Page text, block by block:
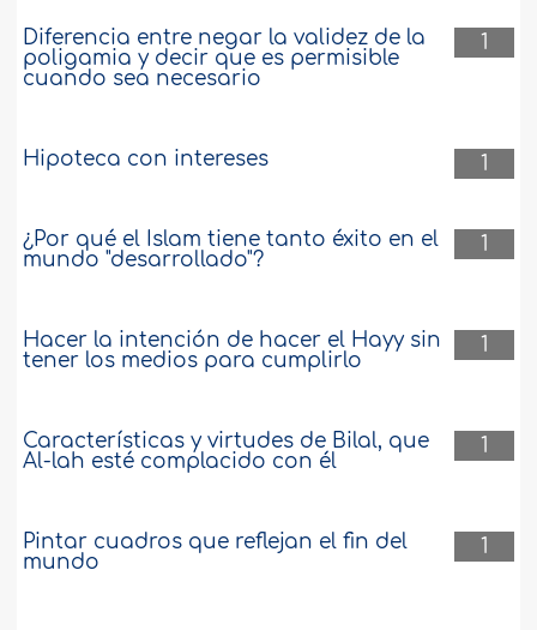
1
Diferencia entre negar la validez de la
poligamia y decir que es permisible
cuando sea necesario
1
Hipoteca con intereses
1
¿Por qué el Islam tiene tanto éxito en el
mundo "desarrollado"?
1
Hacer la intención de hacer el Hayy sin
tener los medios para cumplirlo
1
Características y virtudes de Bilal, que
Al-lah esté complacido con él
1
Pintar cuadros que reflejan el fin del
mundo